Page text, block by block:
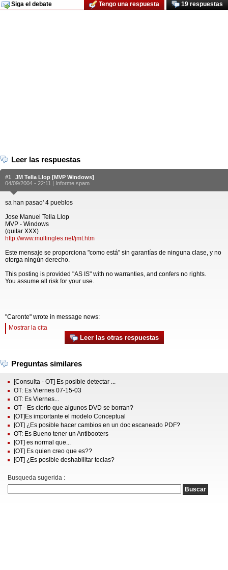
Siga el debate 19 respuestas
Tengo una respuesta
Leer las respuestas
#1
JM Tella Llop [MVP Windows]
04/09/2004 - 22:11 | Informe spam
sa han pasao' 4 pueblos
Jose Manuel Tella Llop
MVP - Windows
(quitar XXX)
http://www.multingles.net/jmt.htm
Este mensaje se proporciona "como está" sin garantías de ninguna clase, y no
otorga ningún derecho.
This posting is provided "AS IS" with no warranties, and confers no rights.
You assume all risk for your use.
"Caronte" wrote in message news:
Mostrar la cita
Leer las otras respuestas
Preguntas similares
[Consulta - OT] Es posible detectar ...
OT: Es Viernes 07-15-03
OT: Es Viernes...
OT - Es cierto que algunos DVD se borran?
[OT]Es importante el modelo Conceptual
[OT] ¿Es posible hacer cambios en un doc escaneado PDF?
OT: Es Bueno tener un Antibooters
[OT] es normal que...
[OT] Es quien creo que es??
[OT] ¿Es posible deshabilitar teclas?
Busqueda sugerida :